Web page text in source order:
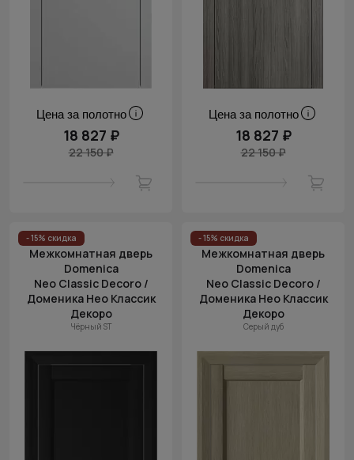
Цена за полотно
18 827 ₽
22 150 ₽
Цена за полотно
18 827 ₽
22 150 ₽
- 15% скидка
Межкомнатная дверь
Domenica
Neo Classic Decoro /
Доменика Нео Классик
Декоро
Чёрный ST
- 15% скидка
Межкомнатная дверь
Domenica
Neo Classic Decoro /
Доменика Нео Классик
Декоро
Серый дуб